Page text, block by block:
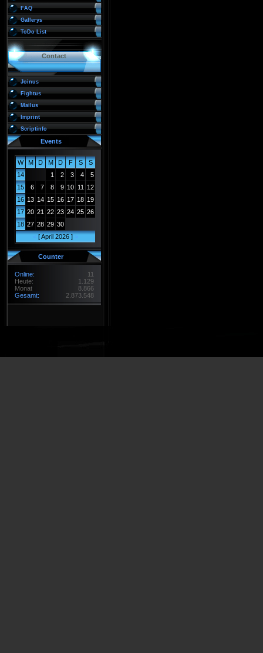
FAQ
Gallerys
ToDo List
Contact
Joinus
Fightus
Mailus
Imprint
Scriptinfo
Events
W M D M D F S
S
14
1 2 3 4
5
15
6 7 8 9 10 11
12
16 13 14 15 16 17 18 19
17 20 21 22 23 24 25 26
18 27 28 29 30
< [ April 2026 ] >
Counter
Online:
11
Heute:
1.129
Monat
8.866
Gesamt:
2.873.548